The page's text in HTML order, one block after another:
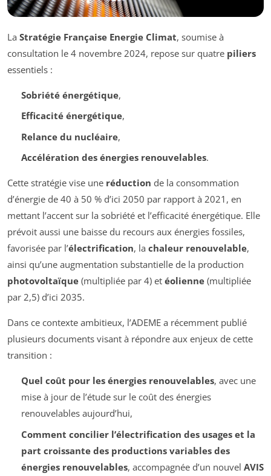
La Stratégie Française Energie Climat, soumise à
consultation le 4 novembre 2024, repose sur quatre piliers
essentiels :
Sobriété énergétique,
Efficacité énergétique,
Relance du nucléaire,
Accélération des énergies renouvelables.
Cette stratégie vise une réduction de la consommation
d’énergie de 40 à 50 % d’ici 2050 par rapport à 2021, en
mettant l’accent sur la sobriété et l’efficacité énergétique. Elle
prévoit aussi une baisse du recours aux énergies fossiles,
favorisée par l’électrification, la chaleur renouvelable,
ainsi qu’une augmentation substantielle de la production
photovoltaïque (multipliée par 4) et éolienne (multipliée
par 2,5) d’ici 2035.
Dans ce contexte ambitieux, l’ADEME a récemment publié
plusieurs documents visant à répondre aux enjeux de cette
transition :
Quel coût pour les énergies renouvelables, avec une
mise à jour de l’étude sur le coût des énergies
renouvelables aujourd’hui,
Comment concilier l’électrification des usages et la
part croissante des productions variables des
énergies renouvelables, accompagnée d’un nouvel AVIS